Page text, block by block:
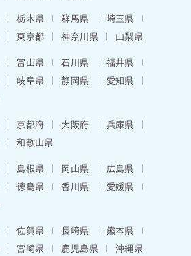
栃木県 群馬県
埼玉県
東京都 神奈川県
山梨県
富山県 石川県
福井県
岐阜県 静岡県
愛知県
京都府 大阪府
兵庫県
和歌山県
島根県 岡山県
広島県
徳島県 香川県
愛媛県
佐賀県 長崎県
熊本県
宮崎県 鹿児島県 沖縄県